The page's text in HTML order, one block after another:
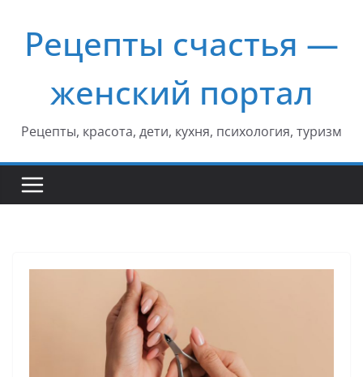
содержимому
Рецепты счастья —
женский портал
Рецепты, красота, дети, кухня, психология, туризм